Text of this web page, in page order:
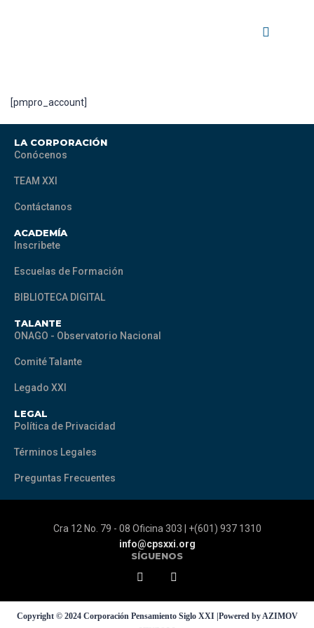
[pmpro_account]
LA CORPORACIÓN
Conócenos
TEAM XXI
Contáctanos
ACADEMÍA
Inscribete
Escuelas de Formación
BIBLIOTECA DIGITAL
TALANTE
ONAGO - Observatorio Nacional
Comité Talante
Legado XXI
LEGAL
Política de Privacidad
Términos Legales
Preguntas Frecuentes
Cra 12 No. 79 - 08 Oficina 303 | +(601) 937 1310
info@cpsxxi.org
SÍGUENOS
Copyright © 2024 Corporación Pensamiento Siglo XXI |Powered by AZIMOV